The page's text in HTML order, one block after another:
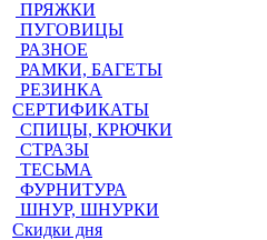
ПРЯЖКИ
ПУГОВИЦЫ
РАЗНОЕ
РАМКИ, БАГЕТЫ
РЕЗИНКА
СЕРТИФИКАТЫ
СПИЦЫ, КРЮЧКИ
СТРАЗЫ
ТЕСЬМА
ФУРНИТУРА
ШНУР, ШНУРКИ
Скидки дня